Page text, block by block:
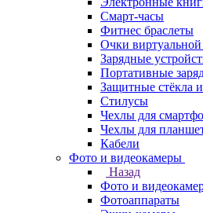
Смарт-часы
Фитнес браслеты
Очки виртуальной
Зарядные
Портативные
Защитные стёкла
Стилусы
Чехлы для
Чехлы для
Кабели
Фото и видеокамеры
Назад
Фото и
Фотоаппараты